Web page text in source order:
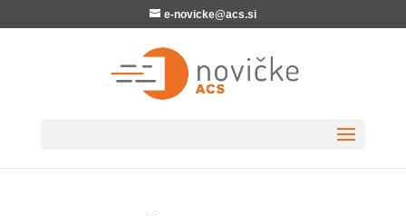
e-novicke@acs.si